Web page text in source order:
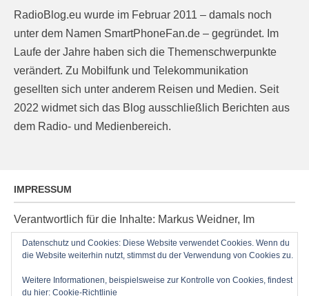
RadioBlog.eu wurde im Februar 2011 – damals noch
unter dem Namen SmartPhoneFan.de – gegründet. Im
Laufe der Jahre haben sich die Themenschwerpunkte
verändert. Zu Mobilfunk und Telekommunikation
gesellten sich unter anderem Reisen und Medien. Seit
2022 widmet sich das Blog ausschließlich Berichten aus
dem Radio- und Medienbereich.
IMPRESSUM
Verantwortlich für die Inhalte: Markus Weidner, Im
Ziegelacker 20, D-63599 Biebergemünd, E-Mail:
post@radioblog.eu
Technik und Administration: Thomas Michel
Datenschutz und Cookies: Diese Website verwendet Cookies. Wenn du
die Website weiterhin nutzt, stimmst du der Verwendung von Cookies zu.
Weitere Informationen, beispielsweise zur Kontrolle von Cookies, findest
du hier: Cookie-Richtlinie